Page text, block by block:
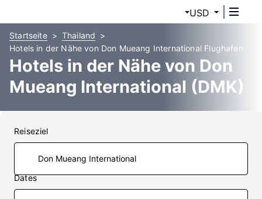
USD
Startseite
Thailand
Hotels in der Nähe von Don Mueang International Flughafen
Hotels in der Nähe von Don
Mueang International (DMK)
Reiseziel
Dates